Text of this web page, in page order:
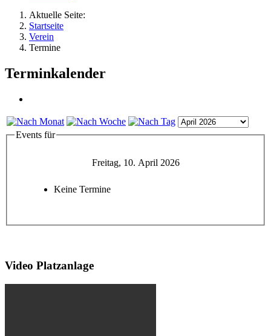
Aktuelle Seite:
Startseite
Verein
Termine
Terminkalender
Events für
Freitag, 10. April 2026
Keine Termine
Video Platzanlage